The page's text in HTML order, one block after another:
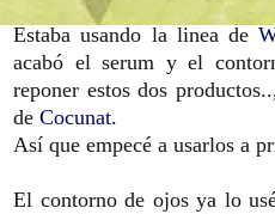
Estaba usando la linea de
acabó el serum y el
reponer estos dos
de Cocunat.
Así que empecé a usarlos a
El contorno de ojos ya lo